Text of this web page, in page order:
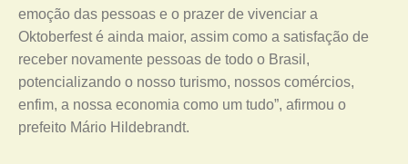
emoção das pessoas e o prazer de vivenciar a
Oktoberfest é ainda maior, assim como a satisfação de
receber novamente pessoas de todo o Brasil,
potencializando o nosso turismo, nossos comércios,
enfim, a nossa economia como um tudo”, afirmou o
prefeito Mário Hildebrandt.